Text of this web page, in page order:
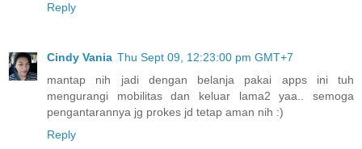
Reply
Cindy Vania Thu Sept 09, 12:23:00 pm GMT+7
mantap nih jadi dengan belanja pakai apps ini tuh
mengurangi mobilitas dan keluar lama2 yaa.. semoga
pengantarannya jg prokes jd tetap aman nih :)
Reply